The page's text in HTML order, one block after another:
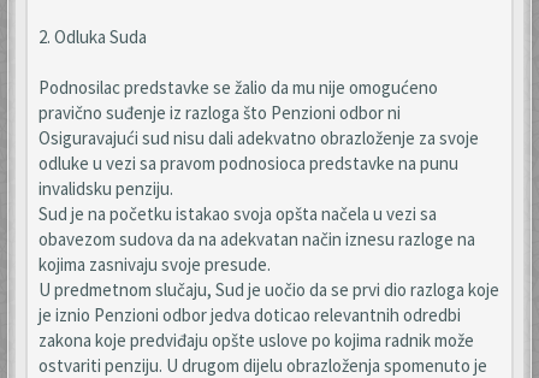
2. Odluka Suda
Podnosilac predstavke se žalio da mu nije omogućeno
pravično suđenje iz razloga što Penzioni odbor ni
Osiguravajući sud nisu dali adekvatno obrazloženje za svoje
odluke u vezi sa pravom podnosioca predstavke na punu
invalidsku penziju.
Sud je na početku istakao svoja opšta načela u vezi sa
obavezom sudova da na adekvatan način iznesu razloge na
kojima zasnivaju svoje presude.
U predmetnom slučaju, Sud je uočio da se prvi dio razloga koje
je iznio Penzioni odbor jedva doticao relevantnih odredbi
zakona koje predviđaju opšte uslove po kojima radnik može
ostvariti penziju. U drugom dijelu obrazloženja spomenuto je